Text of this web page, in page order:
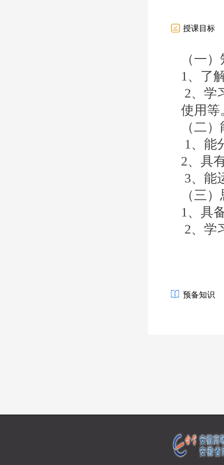
授课目标
（一
1、了
2、学
使用等
（二
1、能
2、具
3、能
（三
1、具
2、学
预备知识